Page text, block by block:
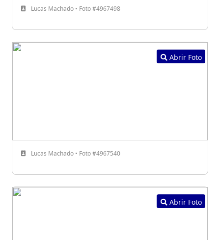
Lucas Machado • Foto #4967498
Abrir Foto
Lucas Machado • Foto #4967540
Abrir Foto